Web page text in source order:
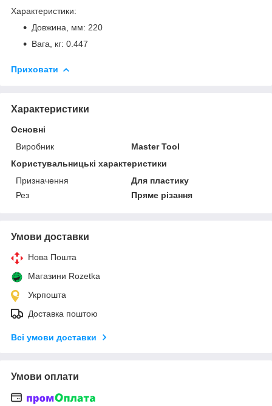
Характеристики:
Довжина, мм: 220
Вага, кг: 0.447
Приховати
Характеристики
Основні
Виробник
Master Tool
Користувальницькі характеристики
Призначення
Для пластику
Рез
Пряме різання
Умови доставки
Нова Пошта
Магазини Rozetka
Укрпошта
Доставка поштою
Всі умови доставки
Умови оплати